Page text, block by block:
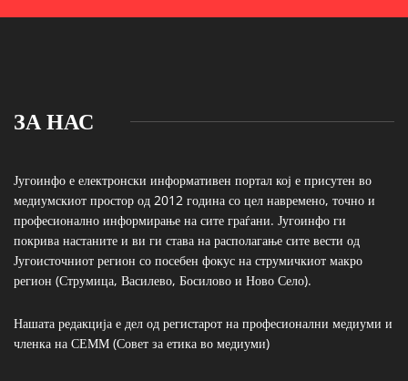
ЗА НАС
Југоинфо е електронски информативен портал кој е присутен во
медиумскиот простор од 2012 година со цел навремено, точно и
професионално информирање на сите граѓани. Југоинфо ги
покрива настаните и ви ги става на располагање сите вести од
Југоисточниот регион со посебен фокус на струмичкиот макро
регион (Струмица, Василево, Босилово и Ново Село).
Нашата редакција е дел од регистарот на професионални медиуми и
членка на СЕММ (Совет за етика во медиуми)